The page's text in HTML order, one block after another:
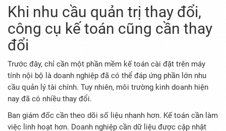
Khi nhu cầu quản trị thay đổi,
công cụ kế toán cũng cần thay
đổi
Trước đây, chỉ cần một phần mềm kế toán cài đặt trên máy
tính nội bộ là doanh nghiệp đã có thể đáp ứng phần lớn nhu
cầu quản lý tài chính. Tuy nhiên, môi trường kinh doanh hiện
nay đã có nhiều thay đổi.
Ban giám đốc cần theo dõi số liệu nhanh hơn. Kế toán cần làm
việc linh hoạt hơn. Doanh nghiệp cần dữ liệu được cập nhật